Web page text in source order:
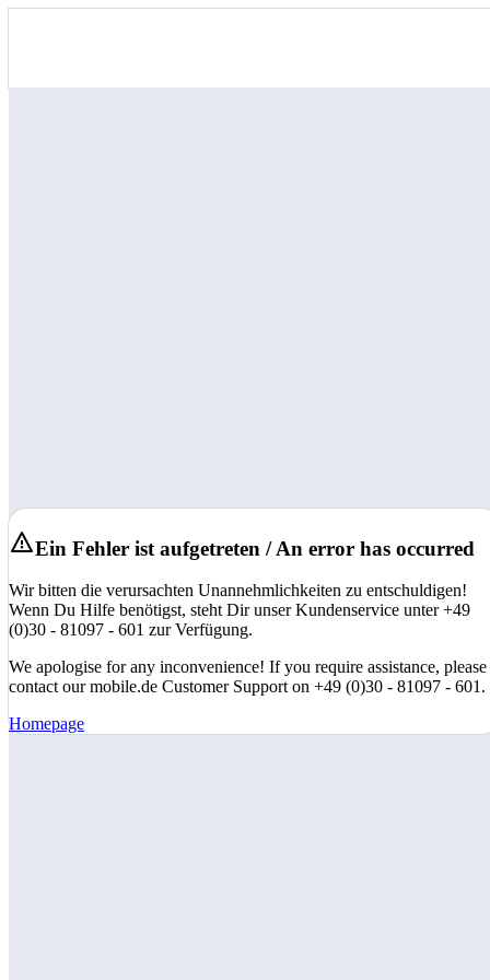
Ein Fehler ist aufgetreten / An error has occurred
Wir bitten die verursachten Unannehmlichkeiten zu entschuldigen!
Wenn Du Hilfe benötigst, steht Dir unser Kundenservice unter +49
(0)30 - 81097 - 601 zur Verfügung.
We apologise for any inconvenience! If you require assistance, please
contact our mobile.de Customer Support on +49 (0)30 - 81097 - 601.
Homepage